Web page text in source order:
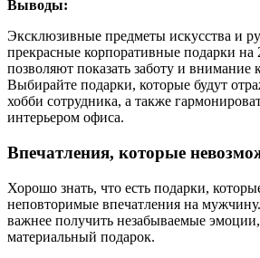
Выводы:
Эксклюзивные предметы искусства и
прекрасные корпоративные подарки на
позволяют показать заботу и внимание
Выбирайте подарки, которые будут
хобби сотрудника, а также
интерьером офиса.
Впечатления, которые
Хорошо знать, что есть подарки,
неповторимые впечатления на
важнее получить незабываемые
материальный подарок.